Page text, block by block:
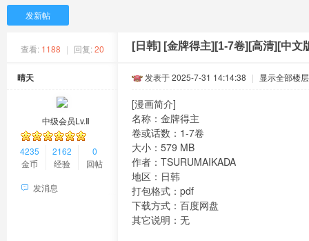
发新帖
查看: 1188 | 回复: 20 [日韩] [金牌得主][1-7卷][高清][中文
晴天
中级会员Lv.Ⅱ
4235
金币
2162
经验
0
回帖
发消息
发表于 2025-7-31 14:14:38 | 显示全部楼层
[漫画简介]
名称：金牌得主
卷或话数：1-7卷
大小：579 MB
作者：TSURUMAIKADA
地区：日韩
打包格式：pdf
下载方式：百度网盘
其它说明：无